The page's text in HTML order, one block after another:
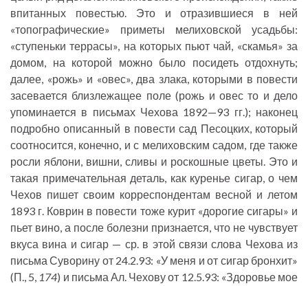
впитанных повестью. Это и отразившиеся в ней
«топографические» приметы мелиховской усадьбы:
«ступеньки террасы», на которых пьют чай, «скамья» за
домом, на которой можно было посидеть отдохнуть;
далее, «рожь» и «овес», два злака, которыми в повести
засевается близлежащее поле (рожь и овес то и дело
упоминается в письмах Чехова 1892—93 гг.); наконец
подробно описанный в повести сад Песоцких, который
соотносится, конечно, и с мелиховским садом, где также
росли яблони, вишни, сливы и роскошные цветы. Это и
такая примечательная деталь, как куренье сигар, о чем
Чехов пишет своим корреспондентам весной и летом
1893 г. Коврин в повести тоже курит «дорогие сигары» и
пьет вино, а после болезни признается, что не чувствует
вкуса вина и сигар — ср. в этой связи слова Чехова из
письма Суворину от 24.2.93: «У меня и от сигар бронхит»
(П., 5, 174) и письма Ал. Чехову от 12.5.93: «Здоровье мое